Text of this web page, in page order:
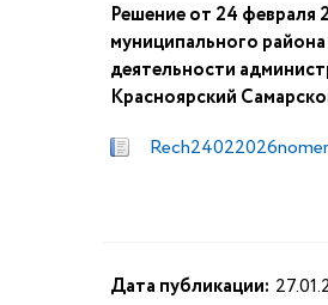
Решение от 24 февраля
муниципального
деятельности
Красноярский
Дата публикации: